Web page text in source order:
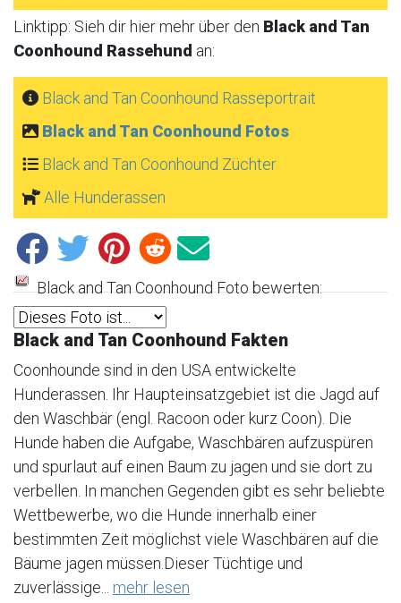
Linktipp: Sieh dir hier mehr über den Black and Tan
Coonhound Rassehund an:
Black and Tan Coonhound Rasseportrait
Black and Tan Coonhound Fotos
Black and Tan Coonhound Züchter
Alle Hunderassen
Black and Tan Coonhound Foto bewerten:
Black and Tan Coonhound Fakten
Coonhounde sind in den USA entwickelte
Hunderassen. Ihr Haupteinsatzgebiet ist die Jagd auf
den Waschbär (engl. Racoon oder kurz Coon). Die
Hunde haben die Aufgabe, Waschbären aufzuspüren
und spurlaut auf einen Baum zu jagen und sie dort zu
verbellen. In manchen Gegenden gibt es sehr beliebte
Wettbewerbe, wo die Hunde innerhalb einer
bestimmten Zeit möglichst viele Waschbären auf die
Bäume jagen müssen.Dieser Tüchtige und
zuverlässige... mehr lesen